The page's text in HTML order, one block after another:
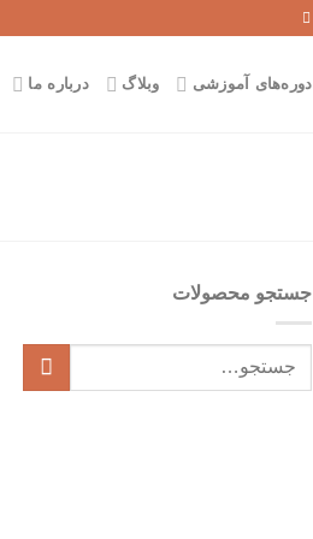
دوره‌های آموزشی وبلاگ درباره ما
جستجو محصولات